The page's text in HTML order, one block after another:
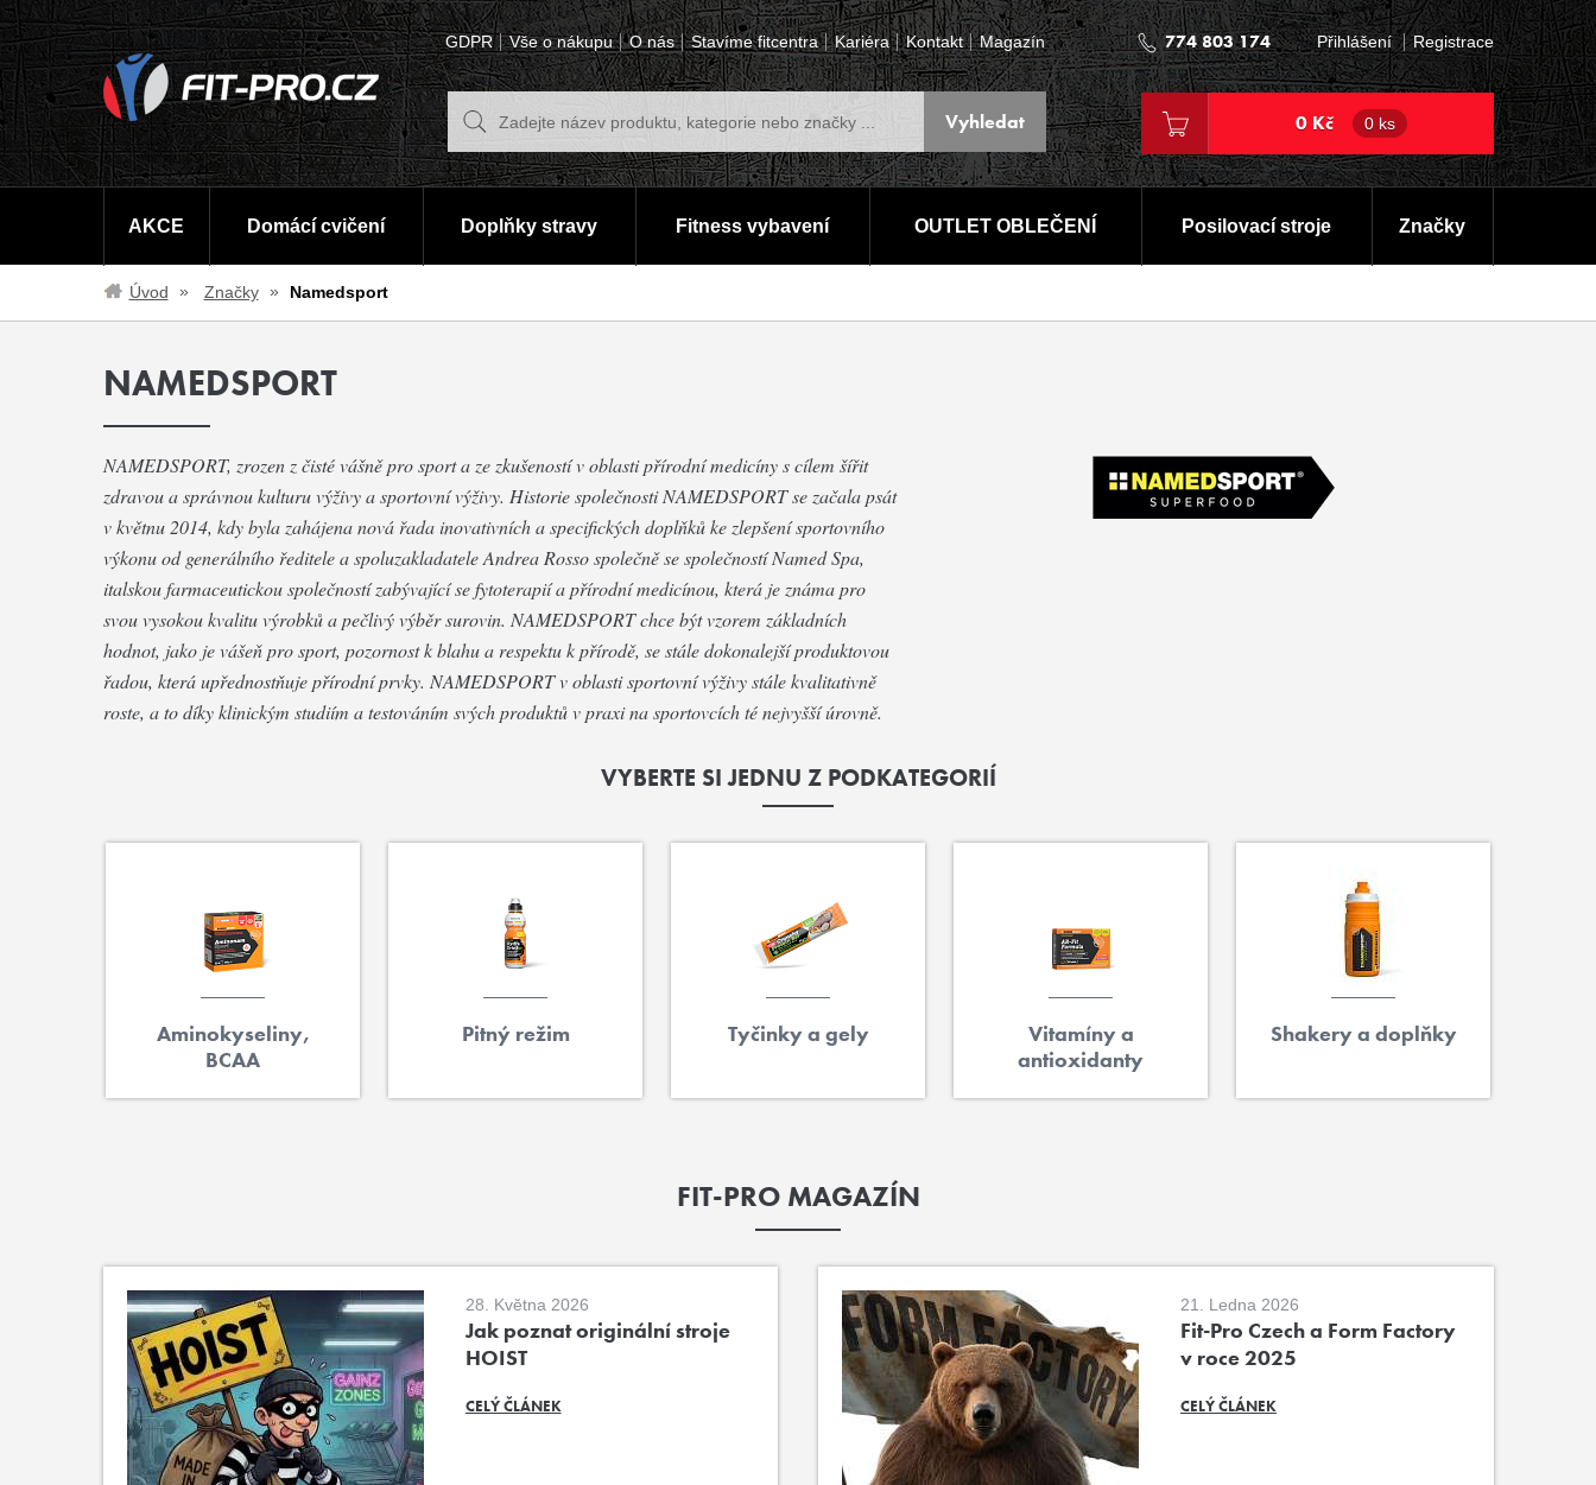
GDPR Vše o nákupu O nás Stavíme fitcentra Kariéra Kontakt Magazín 774 803 174 Přihlášení Registrace
0 Kč 0 ks
AKCE Domácí cvičení Doplňky stravy Fitness vybavení OUTLET OBLEČENÍ Posilovací stroje Značky
Úvod Značky Namedsport
NAMEDSPORT
NAMEDSPORT, zrozen z čisté vášně pro sport a ze zkušeností v oblasti přírodní medicíny s cílem šířit
zdravou a správnou kulturu výživy a sportovní výživy. Historie společnosti NAMEDSPORT se začala psát
v květnu 2014, kdy byla zahájena nová řada inovativních a specifických doplňků ke zlepšení sportovního
výkonu od generálního ředitele a spoluzakladatele Andrea Rosso společně se společností Named Spa,
italskou farmaceutickou společností zabývající se fytoterapií a přírodní medicínou, která je známa pro
svou vysokou kvalitu výrobků a pečlivý výběr surovin. NAMEDSPORT chce být vzorem základních
hodnot, jako je vášeň pro sport, pozornost k blahu a respektu k přírodě, se stále dokonalejší produktovou
řadou, která upřednostňuje přírodní prvky. NAMEDSPORT v oblasti sportovní výživy stále kvalitativně
roste, a to díky klinickým studiím a testováním svých produktů v praxi na sportovcích té nejvyšší úrovně.
VYBERTE SI JEDNU Z PODKATEGORIÍ
Aminokyseliny,
BCAA
Pitný režim Tyčinky a gely
Vitamíny a
antioxidanty
Shakery a doplňky
FIT-PRO MAGAZÍN
28. Května 2026
Jak poznat originální stroje
HOIST
CELÝ ČLÁNEK
21. Ledna 2026
Fit-Pro Czech a Form Factory
v roce 2025
CELÝ ČLÁNEK